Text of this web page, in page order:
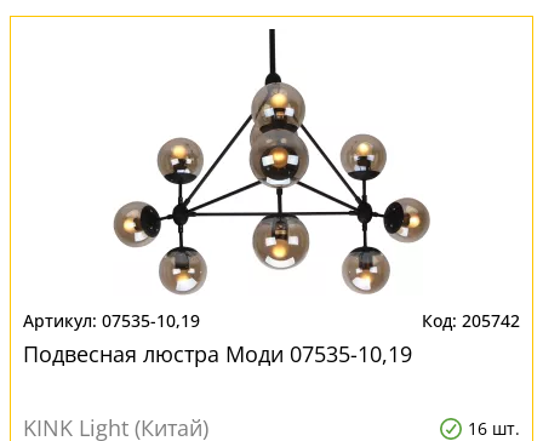
07535-10,19 205742
Подвесная люстра Моди 07535-10,19
KINK Light (Китай) 16 шт.